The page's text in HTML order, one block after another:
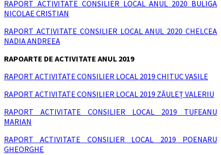
RAPORT ACTIVITATE CONSILIER LOCAL ANUL 2020 BULIGA
NICOLAE CRISTIAN
RAPORT ACTIVITATE CONSILIER LOCAL ANUL 2020 CHELCEA
NADIA ANDREEA
RAPOARTE DE ACTIVITATE ANUL 2019
RAPORT ACTIVITATE CONSILIER LOCAL 2019 CHITUC VASILE
RAPORT ACTIVITATE CONSILIER LOCAL 2019 ZĂULEȚ VALERIU
RAPORT ACTIVITATE CONSILIER LOCAL 2019 TUFEANU
MARIAN
RAPORT ACTIVITATE CONSILIER LOCAL 2019 POENARU
GHEORGHE